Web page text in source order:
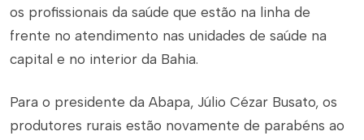
os profissionais da saúde que estão na linha de
frente no atendimento nas unidades de saúde na
capital e no interior da Bahia.
Para o presidente da Abapa, Júlio Cézar Busato, os
produtores rurais estão novamente de parabéns ao